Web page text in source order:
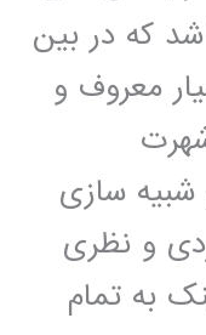
که در بین
معروف و
سازی
و نظری
به تمام